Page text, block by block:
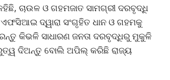
ଚାଉଳ ଓ ଗହମଜାତ ସାମଗ୍ରୀ ଦରବୃଦ୍ଧି
ଦ୍ୱାରା ସଂଗୃହିତ ଧାନ ଓ ଗହମକୁ
କିଭଳି ସାଧାରଣ ଜନତା ଦରବୃଦ୍ଧିରୁ ମୁକୁଳି
ଦିଅନ୍ତୁ ବୋଲି ଅପିଲ୍ କରିଛି ରାଜ୍ୟ